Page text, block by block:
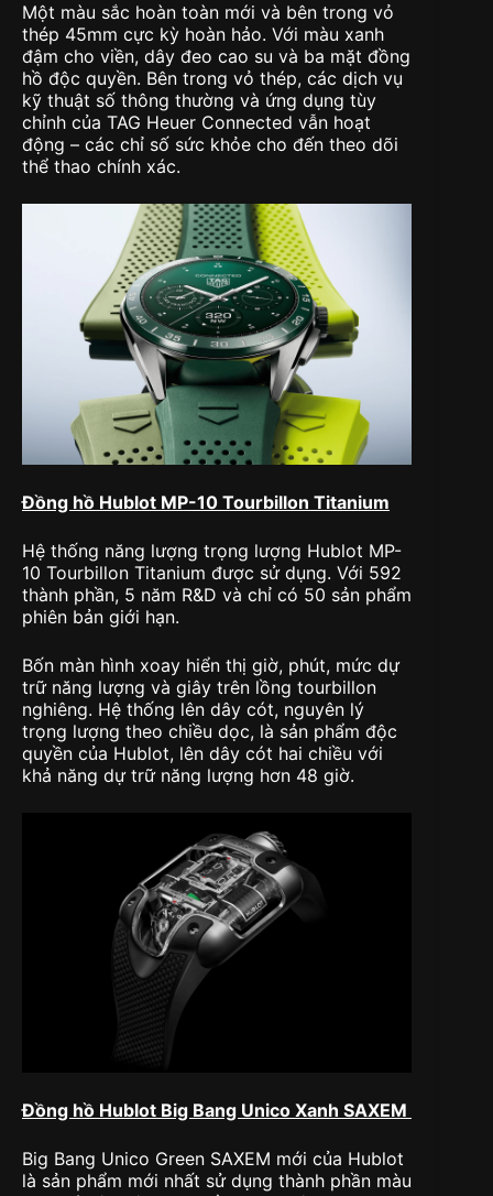
Một màu sắc hoàn toàn mới và bên trong vỏ
thép 45mm cực kỳ hoàn hảo. Với màu xanh
đậm cho viền, dây đeo cao su và ba mặt đồng
hồ độc quyền. Bên trong vỏ thép, các dịch vụ
kỹ thuật số thông thường và ứng dụng tùy
chỉnh của TAG Heuer Connected vẫn hoạt
động – các chỉ số sức khỏe cho đến theo dõi
thể thao chính xác.
Đồng hồ Hublot MP-10 Tourbillon Titanium
Hệ thống năng lượng trọng lượng Hublot MP-
10 Tourbillon Titanium được sử dụng. Với 592
thành phần, 5 năm R&D và chỉ có 50 sản phẩm
phiên bản giới hạn.
Bốn màn hình xoay hiển thị giờ, phút, mức dự
trữ năng lượng và giây trên lồng tourbillon
nghiêng. Hệ thống lên dây cót, nguyên lý
trọng lượng theo chiều dọc, là sản phẩm độc
quyền của Hublot, lên dây cót hai chiều với
khả năng dự trữ năng lượng hơn 48 giờ.
Đồng hồ Hublot Big Bang Unico Xanh SAXEM
Big Bang Unico Green SAXEM mới của Hublot
là sản phẩm mới nhất sử dụng thành phần màu